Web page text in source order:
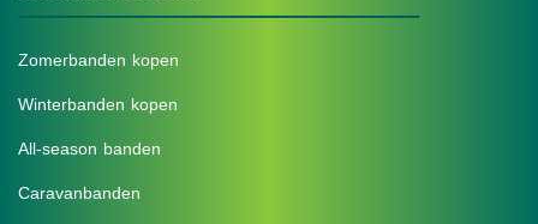
Zomerbanden kopen
Winterbanden kopen
All-season banden
Caravanbanden